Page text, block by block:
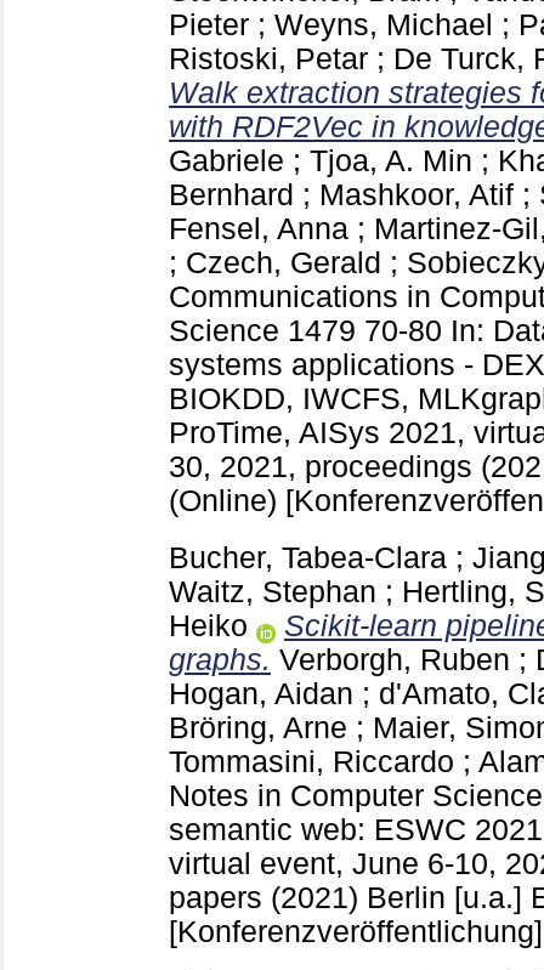
Pieter ; Weyns, Michael ;
Ristoski, Petar ; De Turck,
Walk extraction strategies
with RDF2Vec in
Gabriele ; Tjoa, A. Min ;
Bernhard ; Mashkoor, Atif ;
Fensel, Anna ; Martinez-
; Czech, Gerald ;
Communications in
Science 1479 70-80 In:
systems applications -
BIOKDD, IWCFS,
ProTime, AISys 2021,
30, 2021, proceedings
(Online)
Bucher, Tabea-Clara ;
Waitz, Stephan ; Hertling,
Heiko
Scikit-learn
graphs. Verborgh, Ruben ;
Hogan, Aidan ; d'Amato,
Bröring, Arne ; Maier,
Tommasini, Riccardo ;
Notes in Computer
semantic web: ESWC
virtual event, June 6-10,
papers (2021) Berlin [u.a.]
[Konferenzveröffentlichung]